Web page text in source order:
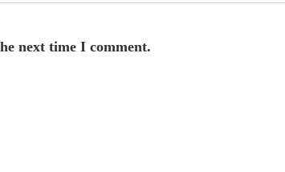
next time I comment.